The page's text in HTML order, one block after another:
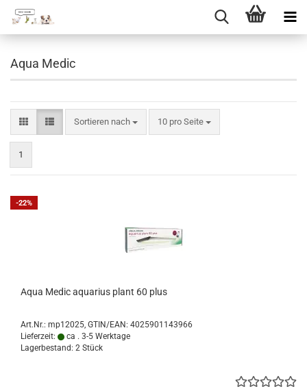
Hauptinhalt
Aqua Medic
Sortieren nach
Sortieren nach 10 pro Seite
pro Seite
1
-22%
Aqua Medic aquarius plant 60 plus
Art.Nr.: mp12025 GTIN/EAN: 4025901143966
Lieferzeit:
ca . 3-5 Werktage
Lagerbestand: 2 Stück